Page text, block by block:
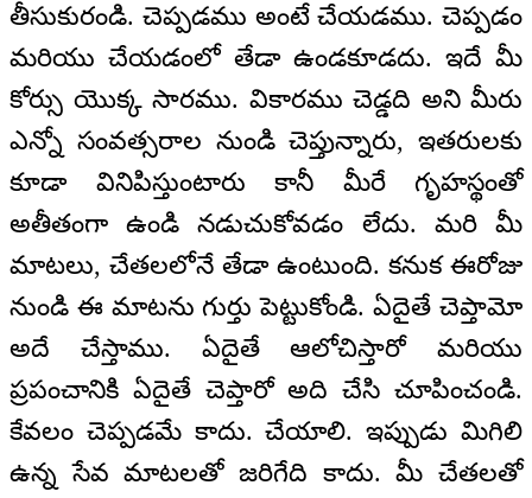
తీసుకురండి. చెప్పడము అంటే చేయడము. చెప్పడం
మరియు చేయడంలో తేడా ఉండకూడదు. ఇదే మీ
కోర్సు యొక్క సారము. వికారము చెడ్డది అని మీరు
ఎన్నో సంవత్సరాల నుండి చెప్తున్నారు, ఇతరులకు
కూడా వినిపిస్తుంటారు కానీ మీరే గృహస్థంతో
అతీతంగా ఉండి నడుచుకోవడం లేదు. మరి మీ
మాటలు, చేతలలోనే తేడా ఉంటుంది. కనుక ఈరోజు
నుండి ఈ మాటను గుర్తు పెట్టుకోండి. ఏదైతే చెప్తామో
అదే చేస్తాము. ఏదైతే ఆలోచిస్తారో మరియు
ప్రపంచానికి ఏదైతే చెప్తారో అది చేసి చూపించండి.
కేవలం చెప్పడమే కాదు. చేయాలి. ఇప్పుడు మిగిలి
ఉన్న సేవ మాటలతో జరిగేది కాదు. మీ చేతలతో